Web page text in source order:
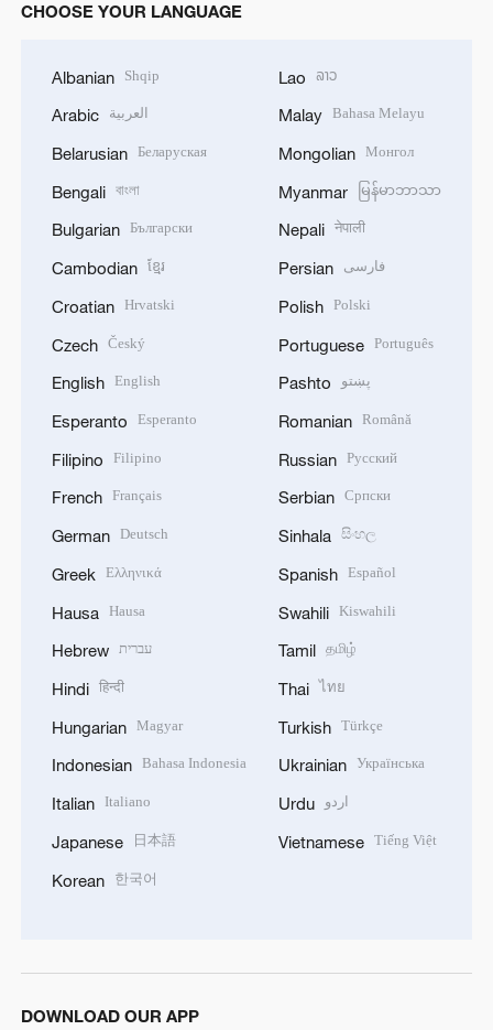
CHOOSE YOUR LANGUAGE
Albanian Shqip
Arabic العربية
Belarusian Беларуская
Bengali বাংলা
Bulgarian Български
Cambodian ខ្មែរ
Croatian Hrvatski
Czech Český
English English
Esperanto Esperanto
Filipino Filipino
French Français
German Deutsch
Greek Ελληνικά
Hausa Hausa
Hebrew עברית
Hindi हिन्दी
Hungarian Magyar
Indonesian Bahasa Indonesia
Italian Italiano
Japanese 日本語
Korean 한국어
Lao ລາວ
Malay Bahasa Melayu
Mongolian Монгол
Myanmar မြန်မာဘာသာ
Nepali नेपाली
Persian فارسی
Polish Polski
Portuguese Português
Pashto پښتو
Romanian Română
Russian Русский
Serbian Српски
Sinhala සිංහල
Spanish Español
Swahili Kiswahili
Tamil தமிழ்
Thai ไทย
Turkish Türkçe
Ukrainian Українська
Urdu اردو
Vietnamese Tiếng Việt
DOWNLOAD OUR APP